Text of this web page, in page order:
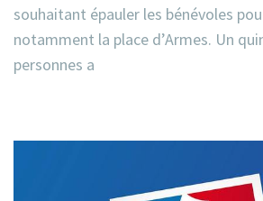
souhaitant épauler les bénévoles
notamment la place d’Armes. Un
personnes a